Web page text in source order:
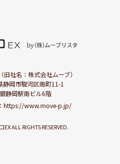
社名：株式会社ムーブ）
静岡市駿河区南町11-1
静岡駅南ビル6階
https://www.move-p.jp/
ALL RIGHTS RESERVED.